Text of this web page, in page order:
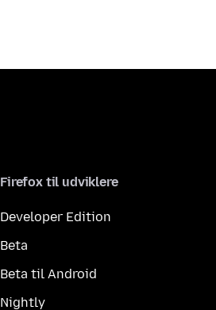
Firefox til udviklere
Developer Edition
Beta
Beta til Android
Nightly